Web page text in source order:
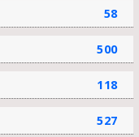
58
500
118
527